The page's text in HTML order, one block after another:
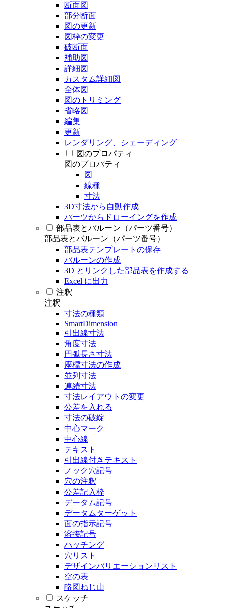
断面図
部分断面
図の更新
図枠の変更
破断面
補助図
詳細図
カスタム詳細図
全体図
図のトリミング
省略図
編集
更新
レンダリング、シェーディング
図のプロパティ
図のプロパティ
図
線種
寸法
3D寸法から自動作成
パーツからドローイングを作成
部品表とバルーン（パーツ番号）
部品表とバルーン（パーツ番号）
部品表テンプレートの保存
バルーンの作成
3D とリンクした部品表を作成する
Excel に出力
注釈
注釈
寸法の種類
SmartDimension
引出線寸法
角度寸法
円弧長さ寸法
座標寸法の作成
並列寸法
連続寸法
寸法レイアウトの変更
公差を入れる
寸法の破綻
中心マーク
中心線
テキスト
引出線付きテキスト
ノック穴記号
穴の注釈
公差記入枠
データム記号
データムターゲット
面の指示記号
溶接記号
ハッチング
穴リスト
デザインバリエーションリスト
空の表
略図ねじ山
スケッチ